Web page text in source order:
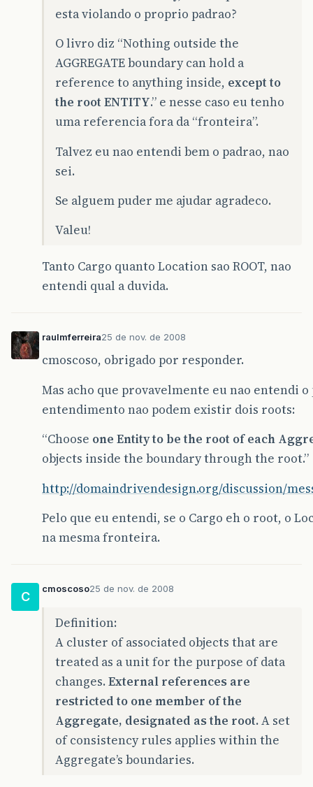
esta violando o proprio padrao?
O livro diz “Nothing outside the
AGGREGATE boundary can hold a
reference to anything inside, except to
the root ENTITY.” e nesse caso eu tenho
uma referencia fora da “fronteira”.
Talvez eu nao entendi bem o padrao, nao
sei.
Se alguem puder me ajudar agradeco.
Valeu!
Tanto Cargo quanto Location sao ROOT, nao
entendi qual a duvida.
raulmferreira25 de nov. de 2008
cmoscoso, obrigado por responder.
Mas acho que provavelmente eu nao entendi
entendimento nao podem existir dois roots:
“Choose one Entity to be the root of each
objects inside the boundary through the root.”
http://domaindrivendesign.org/discussion/
Pelo que eu entendi, se o Cargo eh o root, o
na mesma fronteira.
C
cmoscoso25 de nov. de 2008
Definition:
A cluster of associated objects that are
treated as a unit for the purpose of data
changes. External references are
restricted to one member of the
Aggregate, designated as the root.A set
of consistency rules applies within the
Aggregate’s boundaries.